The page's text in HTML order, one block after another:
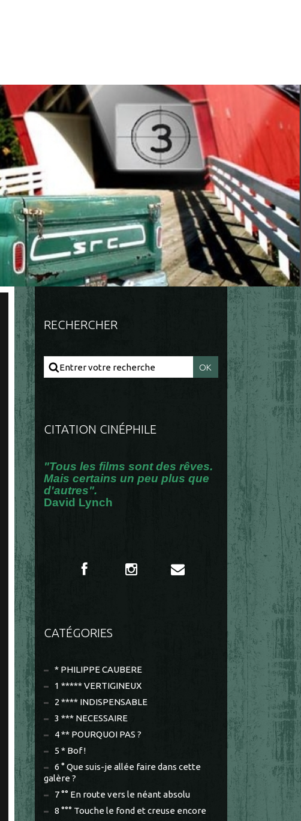
RECHERCHER
CITATION CINÉPHILE
"Tous les films sont des rêves.
Mais certains un peu plus que
d'autres".
David Lynch
CATÉGORIES
* PHILIPPE CAUBERE
1 ***** VERTIGINEUX
2 **** INDISPENSABLE
3 *** NECESSAIRE
4 ** POURQUOI PAS ?
5 * Bof !
6 ° Que suis-je allée faire dans cette
galère ?
7 °° En route vers le néant absolu
8 °°° Touche le fond et creuse encore